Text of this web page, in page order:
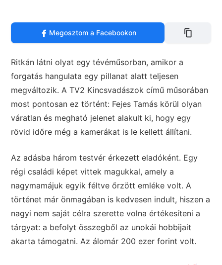
Megosztom a Facebookon
Ritkán látni olyat egy tévéműsorban, amikor a
forgatás hangulata egy pillanat alatt teljesen
megváltozik. A TV2 Kincsvadászok című műsorában
most pontosan ez történt: Fejes Tamás körül olyan
váratlan és megható jelenet alakult ki, hogy egy
rövid időre még a kamerákat is le kellett állítani.
Az adásba három testvér érkezett eladóként. Egy
régi családi képet vittek magukkal, amely a
nagymamájuk egyik féltve őrzött emléke volt. A
történet már önmagában is kedvesen indult, hiszen a
nagyi nem saját célra szerette volna értékesíteni a
tárgyat: a befolyt összegből az unokái hobbijait
akarta támogatni. Az álomár 200 ezer forint volt.